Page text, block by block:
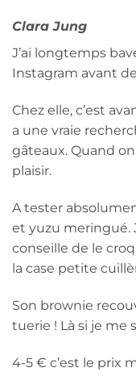
Clara Jung
J’ai longtemps
Instagram avant
Chez elle, c’est
a une vraie
gâteaux. Quand
plaisir.
A tester
et yuzu meringué.
conseille de le
la case petite
Son brownie
tuerie ! Là si je me
4-5 € c’est le prix